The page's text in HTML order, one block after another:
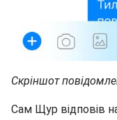
Скріншот
Сам Щур відповів